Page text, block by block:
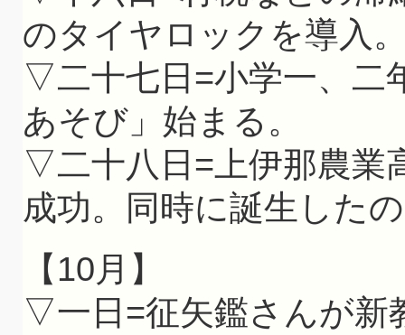
のタイヤロックを導入
▽二十七日=小学一、二
あそび」始まる。
▽二十八日=上伊那農業
成功。同時に誕生した
【10月】
▽一日=征矢鑑さんが新